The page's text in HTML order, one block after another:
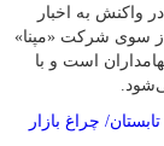
واکنش به اخبار
سوی شرکت «مپنا»
است و با